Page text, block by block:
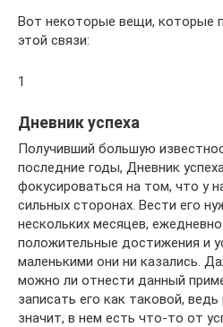
Вот некоторые вещи, которые
этой связи:
1
Дневник успеха
Получивший большую
последние годы, Дневник
фокусироваться на том, что у
сильных сторонах. Вести его
нескольких месяцев,
положительные достижения и
маленькими они ни казались.
можно ли отнести данный
записать его как таковой,
значит, в нем есть что-то от